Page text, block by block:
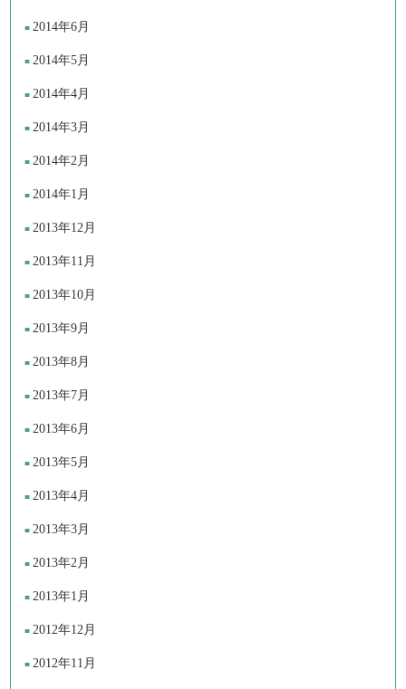
2014年6月
2014年5月
2014年4月
2014年3月
2014年2月
2014年1月
2013年12月
2013年11月
2013年10月
2013年9月
2013年8月
2013年7月
2013年6月
2013年5月
2013年4月
2013年3月
2013年2月
2013年1月
2012年12月
2012年11月